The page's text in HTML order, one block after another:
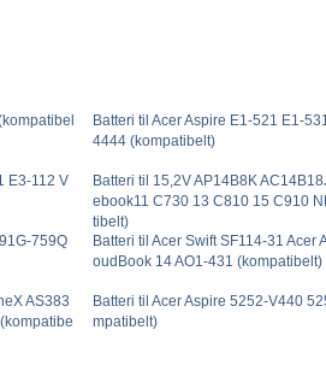
Batteri til Acer Aspire E1-521 E1-
4444 (kompatibelt)
E3-112 V
Batteri til 15,2V AP14B8K
ebook11 C730 13 C810 15 C910
tibelt)
759Q
Batteri til Acer Swift SF114-31 Acer
oudBook 14 AO1-431 (kompatibelt)
AS383
Batteri til Acer Aspire 5252-V440
mpatibelt)